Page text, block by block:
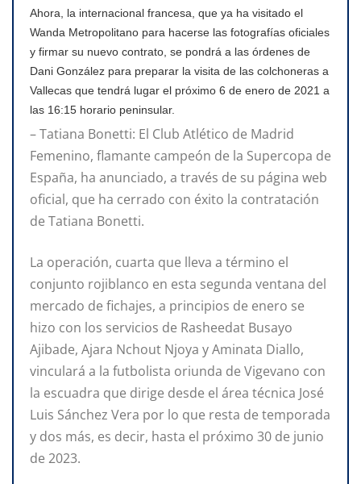
Ahora, la internacional francesa, que ya ha visitado el
Wanda Metropolitano para hacerse las fotografías oficiales
y firmar su nuevo contrato, se pondrá a las órdenes de
Dani González para preparar la visita de las colchoneras a
Vallecas que tendrá lugar el próximo 6 de enero de 2021 a
las 16:15 horario peninsular.
– Tatiana Bonetti: El Club Atlético de Madrid
Femenino, flamante campeón de la Supercopa de
España, ha anunciado, a través de su página web
oficial, que ha cerrado con éxito la contratación
de Tatiana Bonetti.
La operación, cuarta que lleva a término el
conjunto rojiblanco en esta segunda ventana del
mercado de fichajes, a principios de enero se
hizo con los servicios de Rasheedat Busayo
Ajibade, Ajara Nchout Njoya y Aminata Diallo,
vinculará a la futbolista oriunda de Vigevano con
la escuadra que dirige desde el área técnica José
Luis Sánchez Vera por lo que resta de temporada
y dos más, es decir, hasta el próximo 30 de junio
de 2023.